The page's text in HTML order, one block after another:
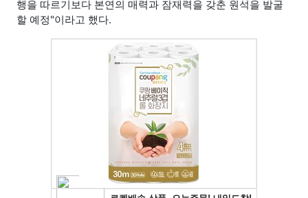
행을 따르기보다 본연의 매력과 잠재력을 갖춘 원석을 발굴
할 예정"이라고 했다.